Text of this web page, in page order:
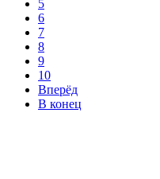
5
6
7
8
9
10
Вперёд
В конец